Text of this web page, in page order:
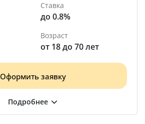
Ставка
до 0.8%
Возраст
от 18 до 70 лет
Оформить заявку